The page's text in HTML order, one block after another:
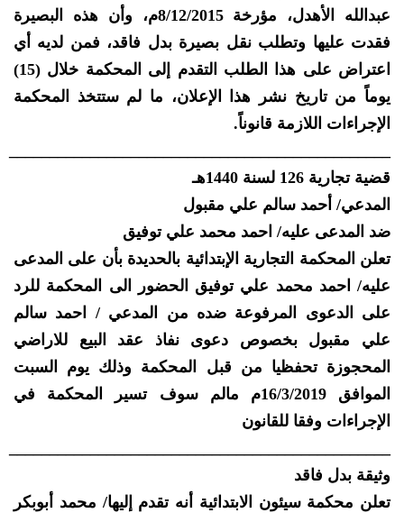
عبدالله الأهدل، مؤرخة 8/12/2015م، وأن هذه البصيرة
فقدت عليها وتطلب نقل بصيرة بدل فاقد، فمن لديه أي
اعتراض على هذا الطلب التقدم إلى المحكمة خلال (15)
يوماً من تاريخ نشر هذا الإعلان، ما لم ستتخذ المحكمة
الإجراءات اللازمة قانوناً.
قضية تجارية 126 لسنة 1440هـ
المدعي/ أحمد سالم علي مقبول
ضد المدعى عليه/ احمد محمد علي توفيق
تعلن المحكمة التجارية الإبتدائية بالحديدة بأن على المدعى
عليه/ احمد محمد علي توفيق الحضور الى المحكمة للرد
على الدعوى المرفوعة ضده من المدعي / احمد سالم
علي مقبول بخصوص دعوى نفاذ عقد البيع للاراضي
المحجوزة تحفظيا من قبل المحكمة وذلك يوم السبت
الموافق 16/3/2019م مالم سوف تسير المحكمة في
الإجراءات وفقا للقانون
وثيقة بدل فاقد
تعلن محكمة سيئون الابتدائية أنه تقدم إليها/ محمد أبوبكر